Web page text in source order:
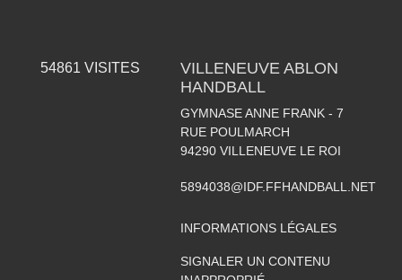
54861 VISITES
VILLENEUVE ABLON
HANDBALL
GYMNASE ANNE FRANK - 7
RUE POULMARCH
94290 VILLENEUVE LE ROI
5894038@IDF.FFHANDBALL.NET
INFORMATIONS LÉGALES
SIGNALER UN CONTENU